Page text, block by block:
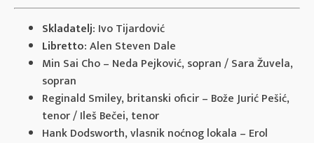
Skladatelj: Ivo Tijardović
Libretto:Alen Steven Dale
Min Sai Cho – Neda Pejković, sopran / Sara Žuvela,
sopran
Reginald Smiley, britanski oficir – Bože Jurić Pešić,
tenor / Ileš Bečei, tenor
Hank Dodsworth, vlasnik noćnog lokala – Erol